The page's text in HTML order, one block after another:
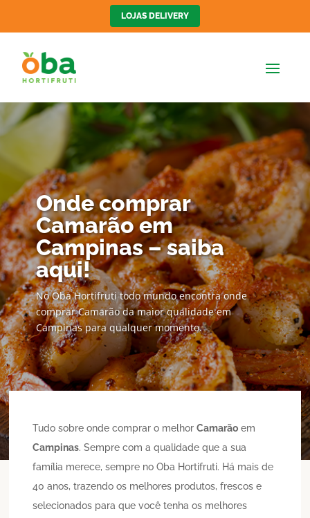
LOJAS DELIVERY
Onde comprar
Camarão em
Campinas – saiba
aqui!
No Oba Hortifruti todo mundo encontra onde
comprar Camarão da maior qualidade em
Campinas para qualquer momento.
Tudo sobre onde comprar o melhorCamarão em
Campinas. Sempre com a qualidade que a sua
família merece, sempre no Oba Hortifruti. Há mais de
40 anos, trazendo os melhores produtos, frescos e
selecionados para que você tenha os melhores